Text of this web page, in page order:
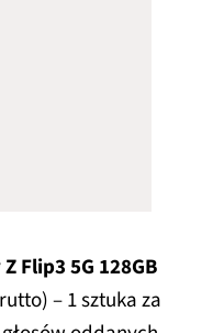
Flip3 5G 128GB
– 1 sztuka za